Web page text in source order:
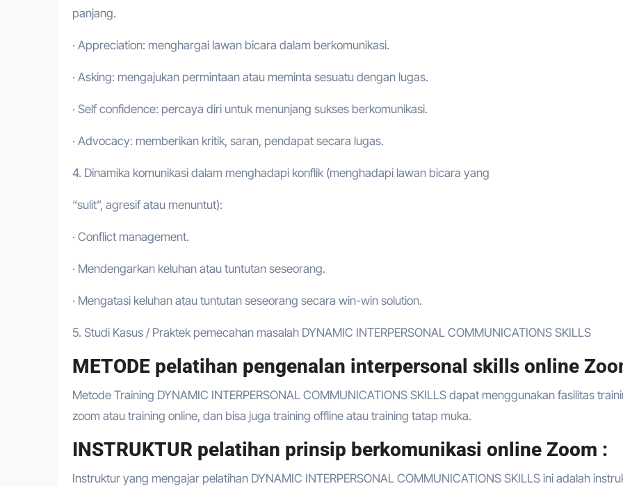
panjang.
· Appreciation: menghargai lawan bicara dalam berkomunikasi.
· Asking: mengajukan permintaan atau meminta sesuatu dengan lugas.
· Self confidence: percaya diri untuk menunjang sukses berkomunikasi.
· Advocacy: memberikan kritik, saran, pendapat secara lugas.
4. Dinamika komunikasi dalam menghadapi konflik (menghadapi lawan bicara yang
“sulit”, agresif atau menuntut):
· Conflict management.
· Mendengarkan keluhan atau tuntutan seseorang.
· Mengatasi keluhan atau tuntutan seseorang secara win-win solution.
5. Studi Kasus / Praktek pemecahan masalah DYNAMIC INTERPERSONAL COMMUNICATIONS SKILLS
METODE pelatihan pengenalan interpersonal skills online
Metode Training DYNAMIC INTERPERSONAL COMMUNICATIONS SKILLS dapat menggunakan fasilitas
zoom atau training online, dan bisa juga training offline atau training tatap muka.
INSTRUKTUR pelatihan prinsip berkomunikasi online Zoom :
Instruktur yang mengajar pelatihan DYNAMIC INTERPERSONAL COMMUNICATIONS SKILLS ini adalah